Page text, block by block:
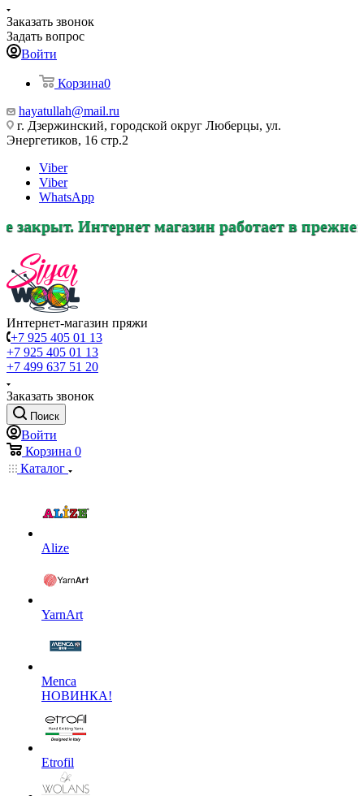
Заказать звонок
Задать вопрос
Войти
Корзина0
hayatullah@mail.ru
г. Дзержинский, городской округ Люберцы, ул.
Энергетиков, 16 стр.2
Viber
Viber
WhatsApp
магазин работает в прежнем режиме,
Интернет-магазин пряжи
+7 925 405 01 13
+7 925 405 01 13
+7 499 637 51 20
Заказать звонок
Поиск
Войти
Корзина 0
Каталог
Alize
YarnArt
Menca
НОВИНКА!
Etrofil